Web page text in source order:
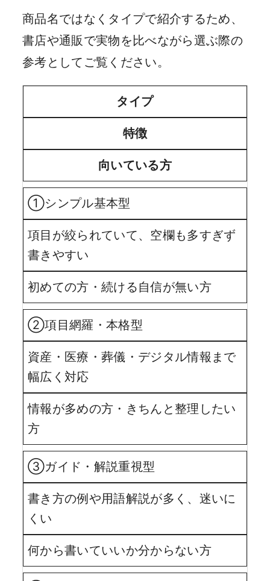
商品名ではなくタイプで紹介するため、
書店や通販で実物を比べながら選ぶ際の
参考としてご覧ください。
タイプ
特徴
向いている方
①シンプル基本型
項目が絞られていて、空欄も多すぎず
書きやすい
初めての方・続ける自信が無い方
②項目網羅・本格型
資産・医療・葬儀・デジタル情報まで
幅広く対応
情報が多めの方・きちんと整理したい
方
③ガイド・解説重視型
書き方の例や用語解説が多く、迷いに
くい
何から書いていいか分からない方